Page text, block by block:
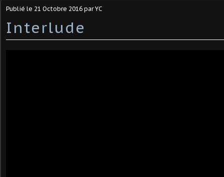
Publié le 21 Octobre 2016 par YC
Interlude